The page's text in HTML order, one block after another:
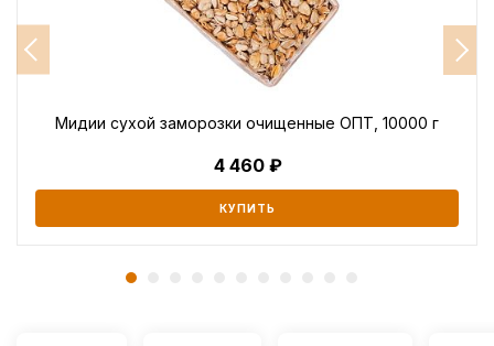
Мидии сухой заморозки очищенные ОПТ, 10000 г
4 460
КУПИТЬ